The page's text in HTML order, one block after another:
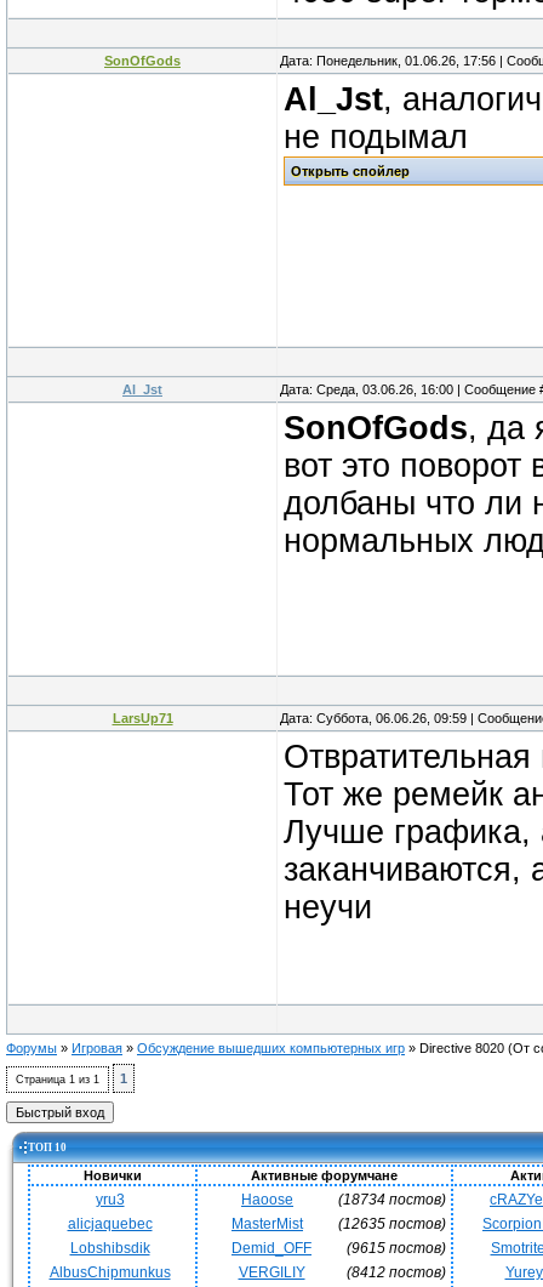
SonOfGods Дата: Понедельник, 01.06.26, 17:56 |
Al_Jst,
не подымал
Al_Jst Дата: Среда, 03.06.26, 16:00 | Сообщение
SonOfGods, да
вот это
долбаны что ли
нормальных
LarsUp71 Дата: Суббота, 06.06.26, 09:59 |
Тот же ремейк
Лучше графика,
заканчиваются,
неучи
Форумы » Игровая » Обсуждение вышедших компьютерных игр » Directive 8020 (От
Страница 1 из 1 1
ТОП 10
Новички Активные форумчане
yru3
alicjaquebec
Lobshibsdik
AlbusChipmunkus
Haoose
(18734 постов)
MasterMist
(12635 постов)
Demid_OFF
(9615 постов)
VERGILIY
(8412 постов)